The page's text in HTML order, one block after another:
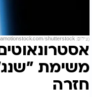
(צילום: Supamotionstock.com/shutterstock)
חזרה